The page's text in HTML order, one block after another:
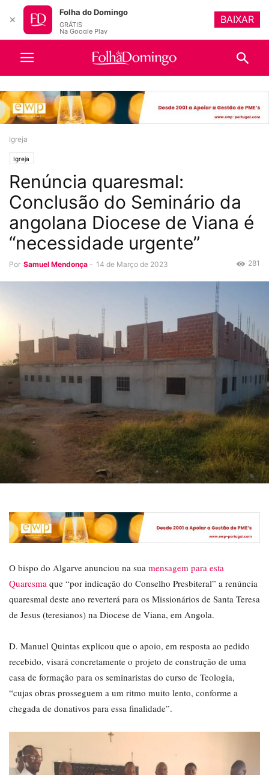
Igreja
Igreja
Renúncia quaresmal:
Conclusão do Seminário da
angolana Diocese de Viana é
“necessidade urgente”
Por Samuel Mendonça - 14 de Março de 2023 281
O bispo do Algarve anunciou na sua mensagem para esta
Quaresma que “por indicação do Conselho Presbiteral” a renúncia
quaresmal deste ano reverterá para os Missionários de Santa Teresa
de Jesus (teresianos) na Diocese de Viana, em Angola.
D. Manuel Quintas explicou que o apoio, em resposta ao pedido
recebido, visará concretamente o projeto de construção de uma
casa de formação para os seminaristas do curso de Teologia,
“cujas obras prosseguem a um ritmo muito lento, conforme a
chegada de donativos para essa finalidade”.
✕
Folha do Domingo
GRÁTIS
Na Google Play
BAIXAR